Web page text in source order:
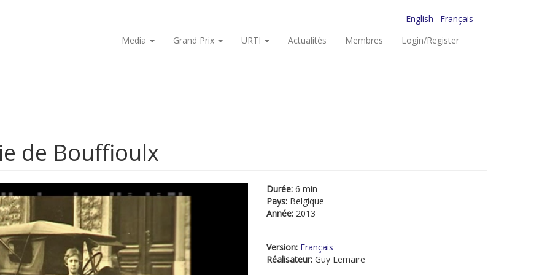
English
Français
Media
Grand Prix URTI Actualités Membres Login/Register
de Bouffioulx
Durée: 6 min
Pays: Belgique
Année: 2013
Version: Français
Réalisateur: Guy Lemaire